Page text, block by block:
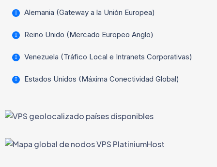
Alemania (Gateway a la Unión Europea)
Reino Unido (Mercado Europeo Anglo)
Venezuela (Tráfico Local e Intranets Corporativas)
Estados Unidos (Máxima Conectividad Global)